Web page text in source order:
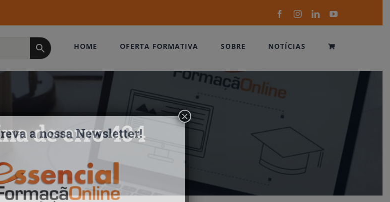
FacebookInstagramLinkedInYouTube
HOME OFERTA FORMATIVA SOBRE NOTÍCIAS
de erro 404
a nossa Newsletter!
×